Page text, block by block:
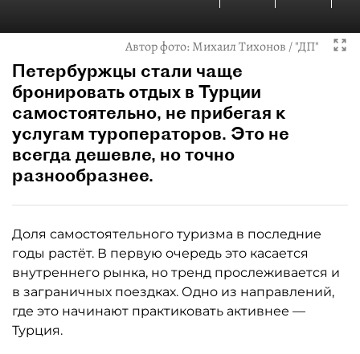
Автор фото:Михаил Тихонов / "ДП"
Петербуржцы стали чаще
бронировать отдых в Турции
самостоятельно, не прибегая к
услугам туроператоров. Это не
всегда дешевле, но точно
разнообразнее.
Доля самостоятельного туризма в последние
годы растёт. В первую очередь это касается
внутреннего рынка, но тренд прослеживается и
в заграничных поездках. Одно из направлений,
где это начинают практиковать активнее —
Турция.